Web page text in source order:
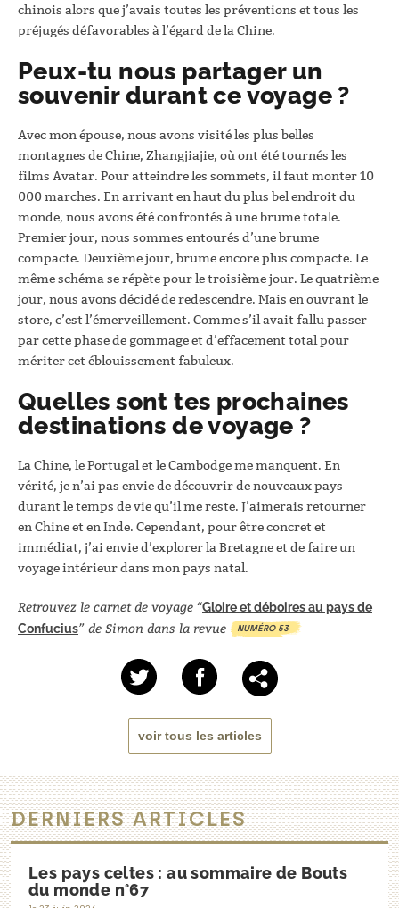
chinois alors que j’avais toutes les préventions et tous les
préjugés défavorables à l’égard de la Chine.
Peux-tu nous partager un
souvenir durant ce voyage ?
Avec mon épouse, nous avons visité les plus belles
montagnes de Chine, Zhangjiajie, où ont été tournés les
films Avatar. Pour atteindre les sommets, il faut monter 10
000 marches. En arrivant en haut du plus bel endroit du
monde, nous avons été confrontés à une brume totale.
Premier jour, nous sommes entourés d’une brume
compacte. Deuxième jour, brume encore plus compacte. Le
même schéma se répète pour le troisième jour. Le quatrième
jour, nous avons décidé de redescendre. Mais en ouvrant le
store, c’est l’émerveillement. Comme s’il avait fallu passer
par cette phase de gommage et d’effacement total pour
mériter cet éblouissement fabuleux.
Quelles sont tes prochaines
destinations de voyage ?
La Chine, le Portugal et le Cambodge me manquent. En
vérité, je n’ai pas envie de découvrir de nouveaux pays
durant le temps de vie qu’il me reste. J’aimerais retourner
en Chine et en Inde. Cependant, pour être concret et
immédiat, j’ai envie d’explorer la Bretagne et de faire un
voyage intérieur dans mon pays natal.
Retrouvez le carnet de voyage “Gloire et déboires au pays de
Confucius” de Simon dans la revue NUMÉRO 53
voir tous les articles
DERNIERS ARTICLES
Les pays celtes : au sommaire de Bouts
du monde n°67